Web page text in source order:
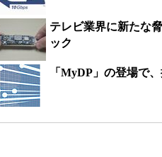
テレビ業界に新たな
ック
「MyDP」の登場で